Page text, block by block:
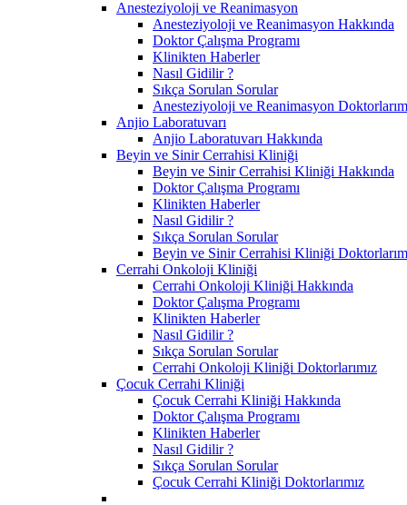
Anesteziyoloji ve Reanimasyon
Anesteziyoloji ve Reanimasyon Hakkında
Doktor Çalışma Programı
Klinikten Haberler
Nasıl Gidilir ?
Sıkça Sorulan Sorular
Anesteziyoloji ve Reanimasyon
Anjio Laboratuvarı
Anjio Laboratuvarı Hakkında
Beyin ve Sinir Cerrahisi Kliniği
Beyin ve Sinir Cerrahisi Kliniği Hakkında
Doktor Çalışma Programı
Klinikten Haberler
Nasıl Gidilir ?
Sıkça Sorulan Sorular
Beyin ve Sinir Cerrahisi Kliniği
Cerrahi Onkoloji Kliniği
Cerrahi Onkoloji Kliniği Hakkında
Doktor Çalışma Programı
Klinikten Haberler
Nasıl Gidilir ?
Sıkça Sorulan Sorular
Cerrahi Onkoloji Kliniği Doktorlarımız
Çocuk Cerrahi Kliniği
Çocuk Cerrahi Kliniği Hakkında
Doktor Çalışma Programı
Klinikten Haberler
Nasıl Gidilir ?
Sıkça Sorulan Sorular
Çocuk Cerrahi Kliniği Doktorlarımız